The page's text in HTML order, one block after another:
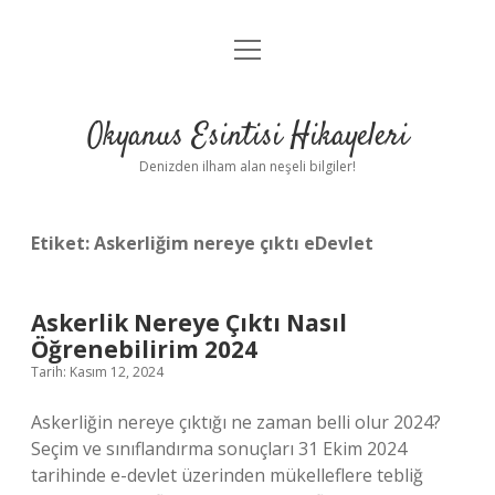
Anasayfa
Yasal Uyarı
menüyü
Okyanus Esintisi Hikayeleri
Denizden ilham alan neşeli bilgiler!
Etiket:Askerliğim nereye çıktı eDevlet
Askerlik Nereye Çıktı Nasıl
Öğrenebilirim 2024
Tarih: Kasım 12, 2024
Askerliğin nereye çıktığı ne zaman belli olur 2024?
Seçim ve sınıflandırma sonuçları 31 Ekim 2024
tarihinde e-devlet üzerinden mükelleflere tebliğ